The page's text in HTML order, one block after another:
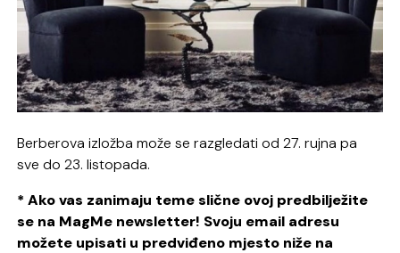
Berberova izložba može se razgledati od 27. rujna pa
sve do 23. listopada.
* Ako vas zanimaju teme slične ovoj predbilježite
se na MagMe newsletter! Svoju email adresu
možete upisati u predviđeno mjesto niže na